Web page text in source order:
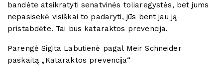
bandėte atsikratyti senatvinės toliaregystės, bet jums
nepasisekė visiškai to padaryti, jūs bent jau ją
pristabdėte. Tai bus kataraktos prevencija.
Parengė Sigita Labutienė pagal Meir Schneider
paskaitą „Kataraktos prevencija“